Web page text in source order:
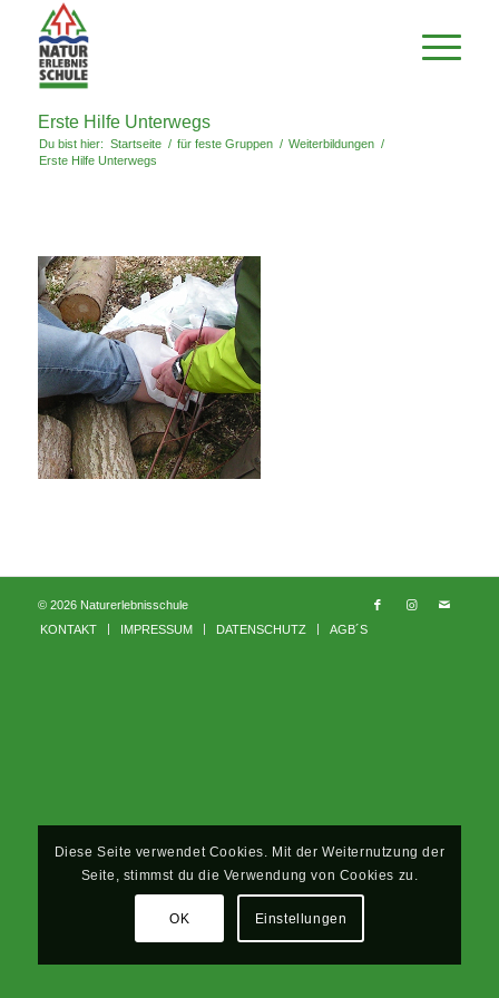
Erste Hilfe Unterwegs
Du bist hier: Startseite / für feste Gruppen / Weiterbildungen /
Erste Hilfe Unterwegs
© 2026 Naturerlebnisschule
KONTAKT
IMPRESSUM DATENSCHUTZ AGB´S
Diese Seite verwendet Cookies. Mit der Weiternutzung der
Seite, stimmst du die Verwendung von Cookies zu.
OK Einstellungen